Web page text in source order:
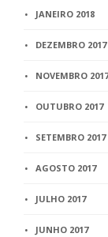
JANEIRO 2018
DEZEMBRO 2017
NOVEMBRO 2017
OUTUBRO 2017
SETEMBRO 2017
AGOSTO 2017
JULHO 2017
JUNHO 2017